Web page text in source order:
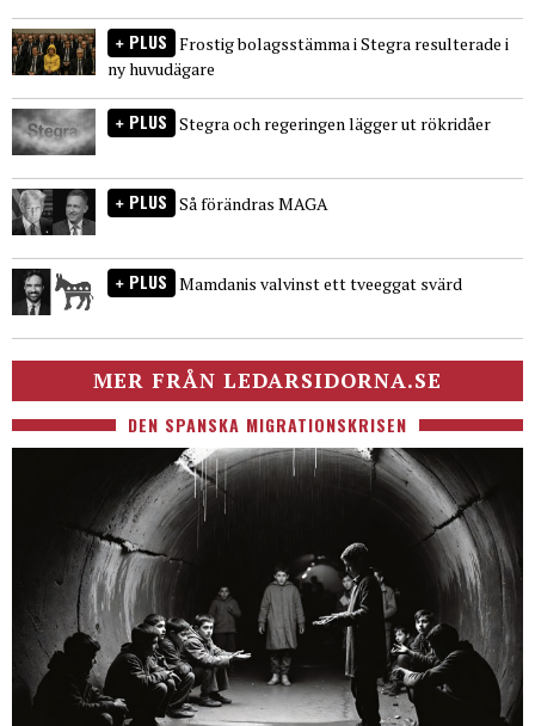
PLUS Frostig bolagsstämma i Stegra resulterade i
ny huvudägare
PLUS Stegra och regeringen lägger ut rökridåer
PLUS Så förändras MAGA
PLUS Mamdanis valvinst ett tveeggat svärd
MER FRÅN LEDARSIDORNA.SE
DEN SPANSKA MIGRATIONSKRISEN